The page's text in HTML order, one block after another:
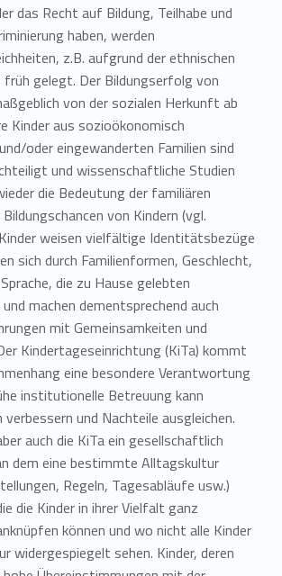
das Recht auf Bildung, Teilhabe und
haben, werden
z.B. aufgrund der ethnischen
gelegt. Der Bildungserfolg von
von der sozialen Herkunft ab
Kinder aus sozioökonomisch
oder eingewanderten Familien sind
und wissenschaftliche Studien
die Bedeutung der familiären
von Kindern (vgl.
weisen vielfältige Identitätsbezüge
sich durch Familienformen, Geschlecht,
die zu Hause gelebten
machen dementsprechend auch
mit Gemeinsamkeiten und
Kindertageseinrichtung (KiTa) kommt
eine besondere Verantwortung
institutionelle Betreuung kann
verbessern und Nachteile ausgleichen.
auch die KiTa ein gesellschaftlich
dem eine bestimmte Alltagskultur
Regeln, Tagesabläufe usw.)
die Kinder in ihrer Vielfalt ganz
können und wo nicht alle Kinder
widergespiegelt sehen. Kinder, deren